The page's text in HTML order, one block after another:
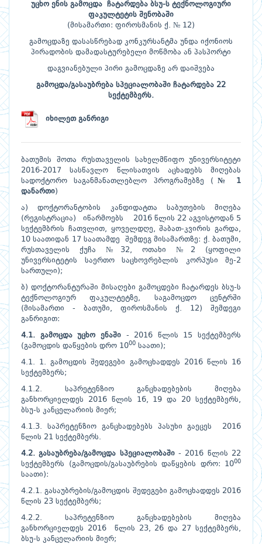
უცხო ენის გამოცდა ჩატარდება ბსუ-ს ტექნოლოგიური
ფაკულტეტის შენობაში
(მისამართი: ფიროსმანის ქ. № 12)
გამოცდაზე დასასწრებად კონკურსანტმა უნდა იქონიოს
პირადობის დამადასტურებელი მოწმობა ან პასპორტი
დაგვიანებული პირი გამოცდაზე არ დაიშვება
გამოცდა/გასაუბრება სპეციალობაში ჩატარდება 22
სექტემბერს.
იხილეთ განრიგი
ბათუმის შოთა რუსთაველის სახელმწიფო უნივერსიტეტი
2016-2017 სასწავლო წლისათვის აცხადებს მიღებას
სადოქტორო საგანმანათლებლო პროგრამებზე (
№ 1
დანართი)
ა) დოქტორანტობის კანდიდატთა საბუთების მიღება
(რეგისტრაცია) იწარმოებს 2016 წლის 22 აგვისტოდან 5
სექტემბრის ჩათვლით, ყოველდღე, შაბათ-კვირის გარდა,
10 საათიდან 17 საათამდე შემდეგ მისამართზე: ქ. ბათუმი,
რუსთაველის ქუჩა №32, ოთახი №2 (ყოფილი
უნივერსიტეტის საერთო საცხოვრებლის კორპუსი მე-2
სართული);
ბ) დოქტორანტურაში მისაღები გამოცდები ჩატარდეს ბსუ-ს
ტექნოლოგიურ ფაკულტეტზე, საგამოცდო ცენტრში
(მისამართი - ბათუმი, ფიროსმანის ქ. 12) შემდეგი
განრიგით:
4.1. გამოცდა უცხო ენაში- 2016 წლის 15 სექტემბერს
(გამოცდის დაწყების დრო 1000 საათი);
4.1. 1. გამოცდის შედეგები გამოცხადდეს 2016 წლის 16
სექტემბერს;
4.1.2. საპრეტენზიო განცხადებების მიღება
განხორციელდეს 2016 წლის 16, 19 და 20 სექტემბერს,
ბსუ-ს კანცელარიის მიერ;
4.1.3. საპრეტენზიო განცხადებებს პასუხი გაეცეს 2016
წლის 21 სექტემბერს.
4.2. გასაუბრება/გამოცდა სპეციალობაში- 2016 წლის 22
სექტემბერს (გამოცდის/გასაუბრების დაწყების დრო: 1000
საათი):
4.2.1. გასაუბრების/გამოცდის შედეგები გამოცხადდეს 2016
წლის 23 სექტემბერს;
4.2.2. საპრეტენზიო განცხადებების მიღება
განხორციელდეს 2016 წლის 23, 26 და 27 სექტემბერს,
ბსუ-ს კანცელარიის მიერ;